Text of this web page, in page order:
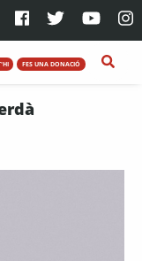
FES UNA DONACIÓ